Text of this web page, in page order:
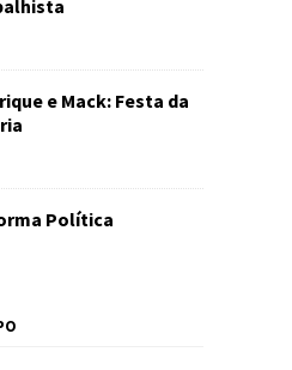
e Mack: Festa da
Política